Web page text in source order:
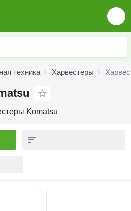
техника Харвестеры
Komatsu